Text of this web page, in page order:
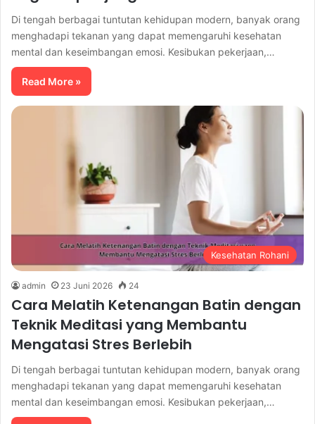
Di tengah berbagai tuntutan kehidupan modern, banyak orang
menghadapi tekanan yang dapat memengaruhi kesehatan
mental dan keseimbangan emosi. Kesibukan pekerjaan,…
Read More »
Kesehatan Rohani
admin 23 Juni 2026 24
Cara Melatih Ketenangan Batin dengan
Teknik Meditasi yang Membantu
Mengatasi Stres Berlebih
Di tengah berbagai tuntutan kehidupan modern, banyak orang
menghadapi tekanan yang dapat memengaruhi kesehatan
mental dan keseimbangan emosi. Kesibukan pekerjaan,…